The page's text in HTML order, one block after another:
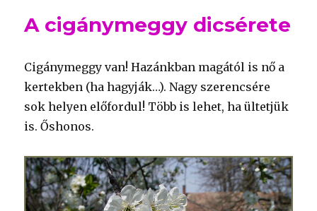
A cigánymeggy dicsérete
Cigánymeggy van! Hazánkban magától is nő a
kertekben (ha hagyják…). Nagy szerencsére
sok helyen előfordul! Több is lehet, ha ültetjük
is. Őshonos.